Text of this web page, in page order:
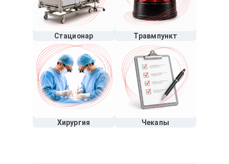
Стационар Травмпункт
Хирургия Чекапы